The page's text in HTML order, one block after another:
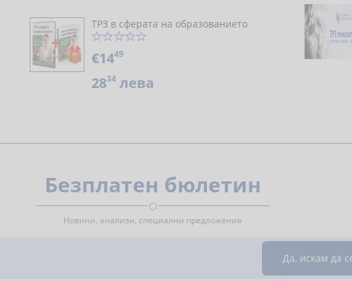
ТРЗ в сферата на образованието
€1449
2834лева
Безплатен бюлетин
Новини, анализи, специални предложения